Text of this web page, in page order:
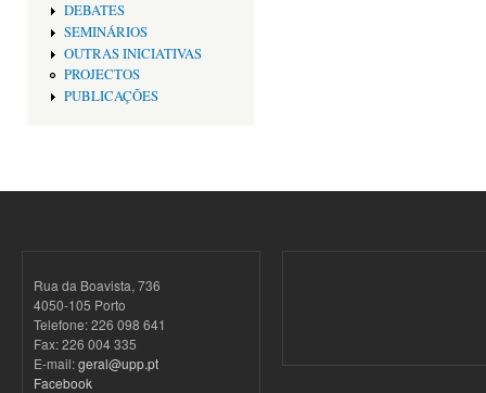
DEBATES
SEMINÁRIOS
OUTRAS INICIATIVAS
PROJECTOS
PUBLICAÇÕES
Rua da Boavista, 736
4050-105 Porto
Telefone: 226 098 641
Fax: 226 004 335
E-mail:geral@upp.pt
Facebook